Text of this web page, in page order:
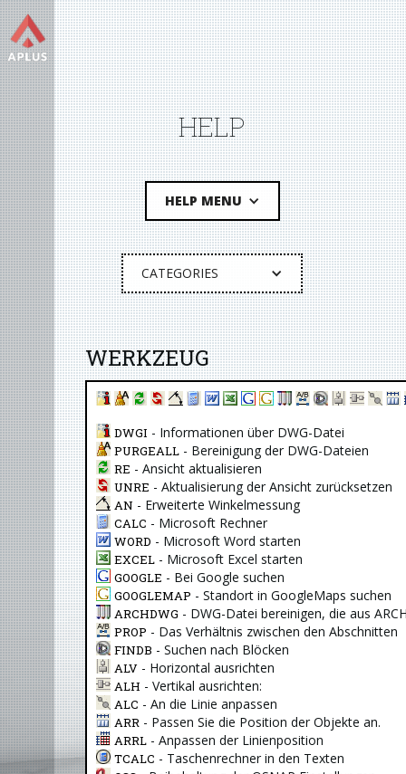
HELP
HELP MENU
CATEGORIES
WERKZEUG
DWGI - Informationen über DWG-Datei
PURGEALL - Bereinigung der DWG-Dateien
RE - Ansicht aktualisieren
UNRE - Aktualisierung der Ansicht zurücksetzen
AN - Erweiterte Winkelmessung
CALC - Microsoft Rechner
WORD - Microsoft Word starten
EXCEL - Microsoft Excel starten
GOOGLE - Bei Google suchen
GOOGLEMAP - Standort in GoogleMaps suchen
ARCHDWG - DWG-Datei bereinigen, die aus
PROP - Das Verhältnis zwischen den Abschnitten
FINDB - Suchen nach Blöcken
ALV - Horizontal ausrichten
ALH - Vertikal ausrichten:
ALC - An die Linie anpassen
ARR - Passen Sie die Position der Objekte an.
ARRL - Anpassen der Linienposition
TCALC - Taschenrechner in den Texten